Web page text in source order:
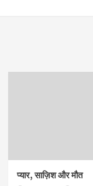
प्यार, साज़िश और मौत